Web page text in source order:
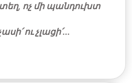
տեղ, ոչ մի պանդուխտ
ու չլացի՛...